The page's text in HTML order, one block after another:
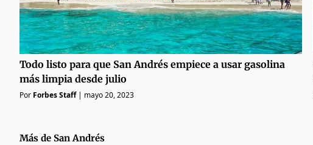
Todo listo para que San Andrés empiece a usar gasolina
más limpia desde julio
Por Forbes Staff| mayo 20, 2023
Más de San Andrés